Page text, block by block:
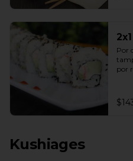
Por
por
Kushiages